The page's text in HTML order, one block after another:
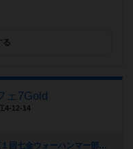
る
ェ7Gold
4-12-14
[NEW] 【2023/12/17（日）13：00～】第１回七金ウォーハンマー部（2023年12月06日 16時25分）